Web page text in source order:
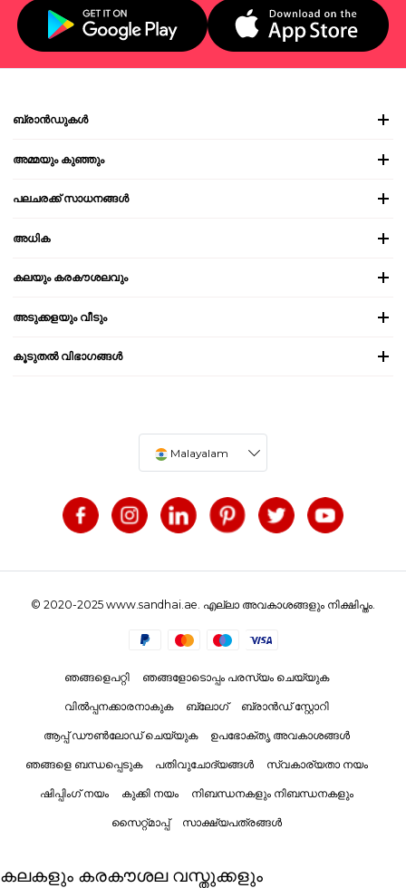
ബ്രാൻഡുകൾ
അമ്മയും കുഞ്ഞും
പലചരക്ക് സാധനങ്ങൾ
അധിക
കലയും കരകൗശലവും
അടുക്കളയും വീടും
കൂടുതൽ വിഭാഗങ്ങൾ
Malayalam
© 2020-2025 www.sandhai.ae. എല്ലാ അവകാശങ്ങളും നിക്ഷിപ്തം.
ഞങ്ങളെപറ്റി ഞങ്ങളോടൊപ്പം പരസ്യം ചെയ്യുക
വിൽപ്പനക്കാരനാകുക ബ്ലോഗ് ബ്രാൻഡ് സ്റ്റോറി
ആപ്പ് ഡൗൺലോഡ് ചെയ്യുക ഉപഭോക്തൃ അവകാശങ്ങൾ
ഞങ്ങളെ ബന്ധപ്പെടുക പതിവുചോദ്യങ്ങൾ സ്വകാര്യതാ നയം
ഷിപ്പിംഗ് നയം കുക്കി നയം നിബന്ധനകളും നിബന്ധനകളും
സൈറ്റ്മാപ്പ് സാക്ഷ്യപത്രങ്ങൾ
കലകളും കരകൗശല വസ്തുക്കളും